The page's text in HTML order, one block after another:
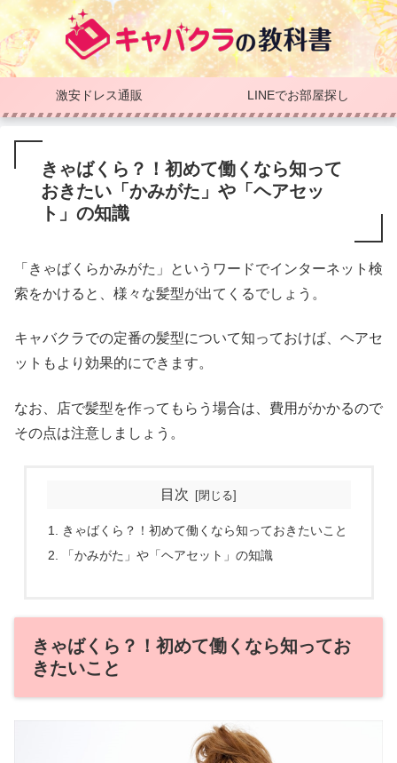
激安ドレス通販 LINEでお部屋探し
きゃばくら？！初めて働くなら知って
おきたい「かみがた」や「ヘアセッ
ト」の知識
「きゃばくらかみがた」というワードでインターネット検
索をかけると、様々な髪型が出てくるでしょう。
キャバクラでの定番の髪型について知っておけば、ヘアセ
ットもより効果的にできます。
なお、店で髪型を作ってもらう場合は、費用がかかるので
その点は注意しましょう。
目次
きゃばくら？！初めて働くなら知っておきたいこと
「かみがた」や「ヘアセット」の知識
きゃばくら？！初めて働くなら知ってお
きたいこと